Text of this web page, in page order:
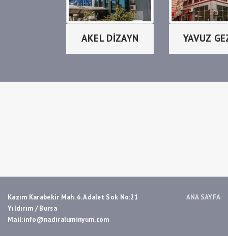
AKEL DİZAYN YAVUZ
Kazım Karabekir Mah. 6. Adalet Sok No:21
Yıldırım / Bursa
Mail:info@nadiraluminyum.com
ANA SAYFA